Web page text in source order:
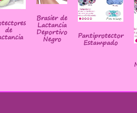
de
Brasier de
Lactancia
Deportivo
Negro Pantiprotector
Estampado